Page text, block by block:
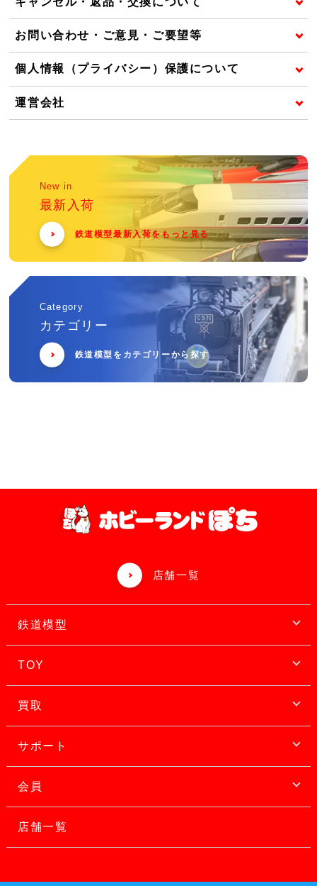
お問い合わせ・ご意見・ご要望等
個人情報（プライバシー）保護について
運営会社
New in
最新入荷
鉄道模型最新入荷をもっと見る
Category
カテゴリー
鉄道模型をカテゴリーから探す
店舗一覧
鉄道模型
TOY
買取
サポート
会員
店舗一覧